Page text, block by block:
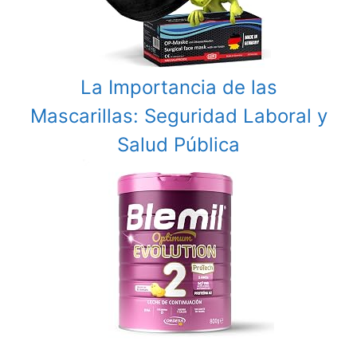
La Importancia de las
Mascarillas: Seguridad Laboral y
Salud Pública